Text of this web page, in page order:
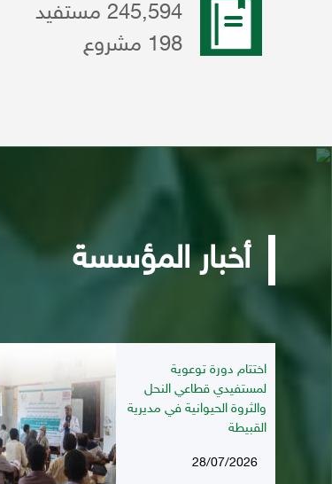
245,594 مستفيد
198 مشروع
أخبار المؤسسة
اختتام دورة توعوية
لمستفيدي قطاعي النحل
والثروة الحيوانية في مديرية
القبيطة
28/07/2026